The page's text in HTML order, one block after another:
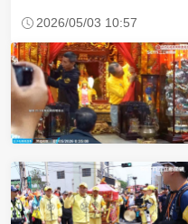
2026/05/03 10:57